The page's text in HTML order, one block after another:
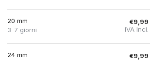
20 mm
3-7 giorni
€9,99
IVA Incl.
24 mm
€9,99